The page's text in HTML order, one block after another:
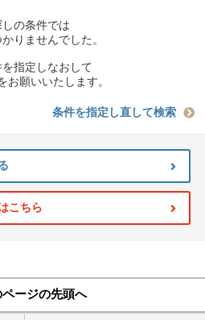
しの条件では
りませんでした。
指定しなおして
お願いいたします。
条件を指定し直して検索
こちら
ページの先頭へ